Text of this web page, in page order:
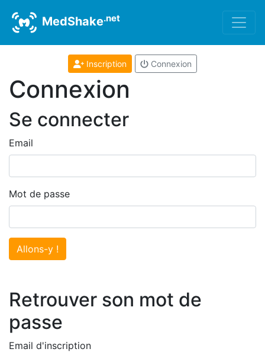
MedShake.net
Inscription Connexion
Connexion
Se connecter
Email
Mot de passe
Allons-y !
Retrouver son mot de
passe
Email d'inscription